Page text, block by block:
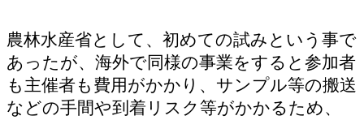
農林水産省として、初めての試みという事で
あったが、海外で同様の事業をすると参加者
も主催者も費用がかかり、サンプル等の搬送
などの手間や到着リスク等がかかるため、